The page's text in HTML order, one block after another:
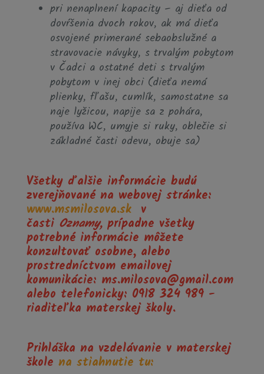
pri nenaplnení kapacity – aj dieťa od
dovŕšenia dvoch rokov, ak má dieťa
osvojené primerané sebaobslužné a
stravovacie návyky, s trvalým pobytom
v Čadci a ostatné deti s trvalým
pobytom v inej obci (dieťa nemá
plienky, fľašu, cumlík, samostatne sa
naje lyžicou, napije sa z pohára,
používa WC, umyje si ruky, oblečie si
základné časti odevu, obuje sa)
Všetky ďalšie informácie budú
zverejňované na webovej stránke:
www.msmilosova.sk v
časti Oznamy, prípadne všetky
potrebné informácie môžete
konzultovať osobne, alebo
prostredníctvom emailovej
komunikácie: ms.milosova@gmail.com
alebo telefonicky: 0918 324 989 -
riaditeľka materskej školy.
Prihláška na vzdelávanie v materskej
škole na stiahnutie tu: